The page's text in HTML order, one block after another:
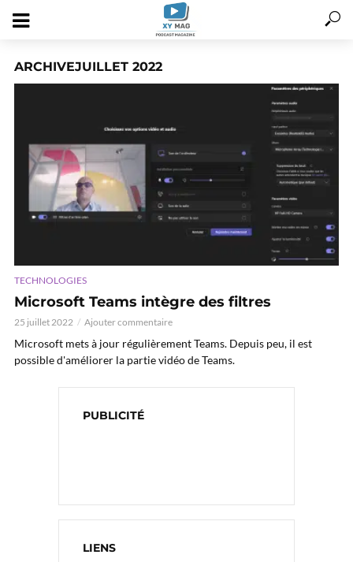
ARCHIVEJUILLET 2022
TECHNOLOGIES
Microsoft Teams intègre des filtres
25 juillet 2022 Ajouter commentaire
Microsoft mets à jour régulièrement Teams. Depuis peu, il est
possible d'améliorer la partie vidéo de Teams.
PUBLICITÉ
LIENS